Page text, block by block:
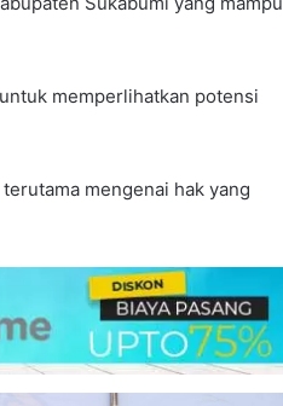
memperlihatkan potensi
mengenai hak yang